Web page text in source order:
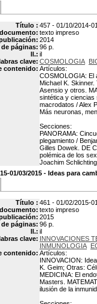
Título : 457 - 01/10/2014-
texto impreso
2014
páginas: 96 p.
Il.: il
clave: COSMOLOGIA
contenido: Artículos:
COSMOLOGIA: El
Michael K.
Asensio y otros.
sintética y ciencias
macrodatos / Alex
Más neuronas,
Secciones:
PANORAMA:
plegamiento /
Gilles Dowek. DE
polémica de los
Joachim
01/03/2015 - Ideas para
Título : 461 - 01/02/2015-
texto impreso
2015
páginas: 96 p.
Il.: il
clave: INNOVACIONES
INMUNOLOGIA
contenido: Artículos:
INNOVACION:
K. Geim; Otras:
MEDICINA: El
Masters.
ilusión de la